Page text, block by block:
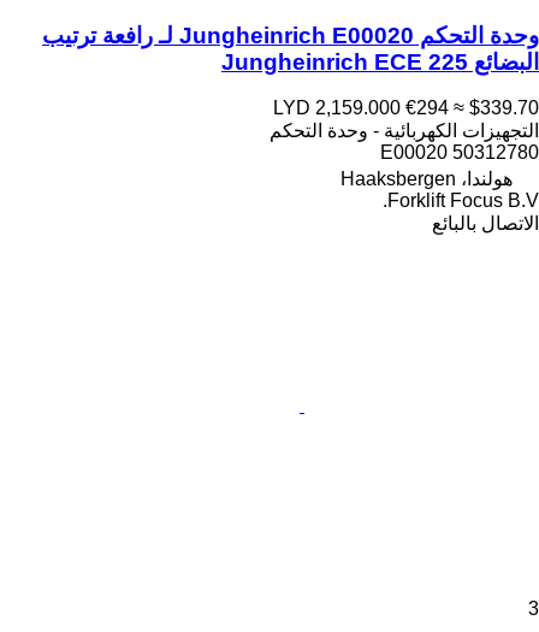
وحدة التحكم Jungheinrich E00020 لـ رافعة ترتيب
البضائع Jungheinrich ECE 225
LYD 2,159.000 €294 ≈ $339.70
التجهيزات الكهربائية - وحدة التحكم
E00020 50312780
هولندا، Haaksbergen
Forklift Focus B.V.
الاتصال بالبائع
3